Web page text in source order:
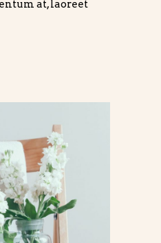
at, laoreet